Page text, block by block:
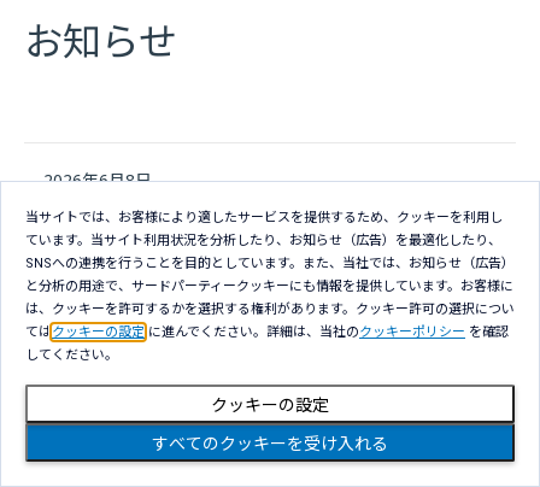
お知らせ
2026年6月8日
株式会社NTTデータ
トピックス
製造業の暗黙知継承を支援する「デジタル
SECIモデル」の実証を開始新しいウィンドウで開きま
株式会社NTTデータ
当サイトでは、お客様により適したサービスを提供するため、クッキーを利用し
ています。当サイト利用状況を分析したり、お知らせ（広告）を最適化したり、
SNSへの連携を行うことを目的としています。また、当社では、お知らせ（広告）
と分析の用途で、サードパーティークッキーにも情報を提供しています。お客様に
は、クッキーを許可するかを選択する権利があります。クッキー許可の選択につい
ては クッキーの設定 に進んでください。詳細は、当社のクッキーポリシー を確認
してください。
すべてのクッキーを受け入れる
クッキーの設定